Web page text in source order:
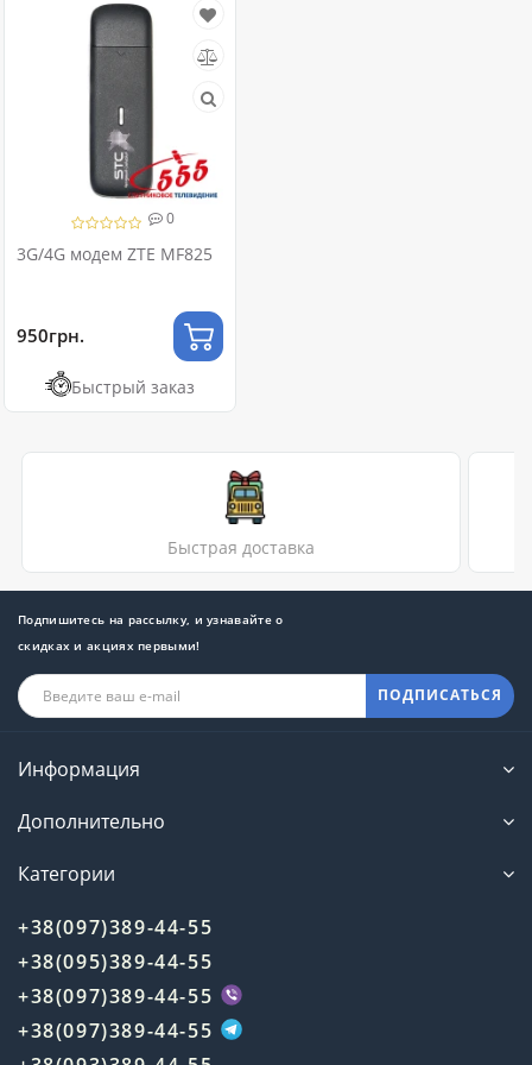
0
3G/4G модем ZTE MF825
950грн.
Быстрый заказ
Быстрая доставка
Подпишитесь на рассылку, и узнавайте о
скидках и акциях первыми!
ПОДПИСАТЬСЯ
Информация
Дополнительно
Категории
+38(097)389-44-55
+38(095)389-44-55
+38(097)389-44-55
+38(097)389-44-55